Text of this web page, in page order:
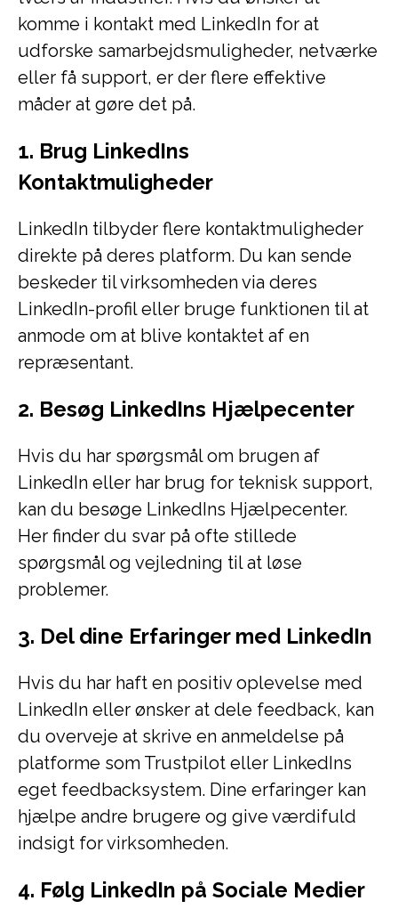
komme i kontakt med LinkedIn for at
udforske samarbejdsmuligheder, netværke
eller få support, er der flere effektive
måder at gøre det på.
1. Brug LinkedIns
Kontaktmuligheder
LinkedIn tilbyder flere kontaktmuligheder
direkte på deres platform. Du kan sende
beskeder til virksomheden via deres
LinkedIn-profil eller bruge funktionen til at
anmode om at blive kontaktet af en
repræsentant.
2. Besøg LinkedIns Hjælpecenter
Hvis du har spørgsmål om brugen af
LinkedIn eller har brug for teknisk support,
kan du besøge LinkedIns Hjælpecenter.
Her finder du svar på ofte stillede
spørgsmål og vejledning til at løse
problemer.
3. Del dine Erfaringer med LinkedIn
Hvis du har haft en positiv oplevelse med
LinkedIn eller ønsker at dele feedback, kan
du overveje at skrive en anmeldelse på
platforme som Trustpilot eller LinkedIns
eget feedbacksystem. Dine erfaringer kan
hjælpe andre brugere og give værdifuld
indsigt for virksomheden.
4. Følg LinkedIn på Sociale Medier